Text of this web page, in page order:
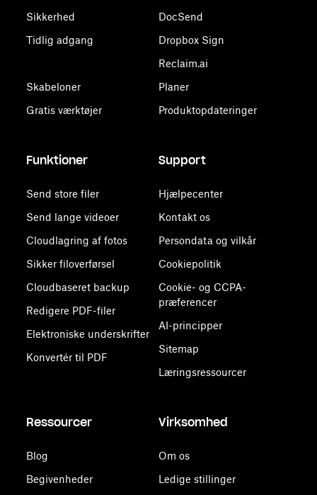
Sikkerhed
Tidlig adgang
Skabeloner
Gratis værktøjer
DocSend
Dropbox Sign
Reclaim.ai
Planer
Produktopdateringer
Funktioner
Send store filer
Send lange videoer
Cloudlagring af fotos
Sikker filoverførsel
Cloudbaseret backup
Redigere PDF-filer
Elektroniske underskrifter
Konvertér til PDF
Support
Hjælpecenter
Kontakt os
Persondata og vilkår
Cookiepolitik
Cookie- og CCPA-
præferencer
AI-principper
Sitemap
Læringsressourcer
Ressourcer
Blog
Begivenheder
Virksomhed
Om os
Ledige stillinger